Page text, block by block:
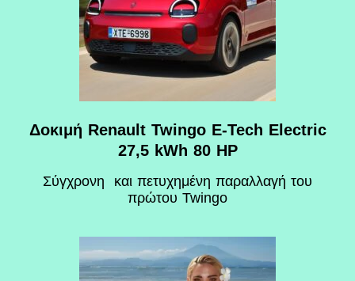
Δοκιμή Renault Twingo E-Tech Electric
27,5 kWh 80 HP
Σύγχρονη και πετυχημένη παραλλαγή του
πρώτου Twingo